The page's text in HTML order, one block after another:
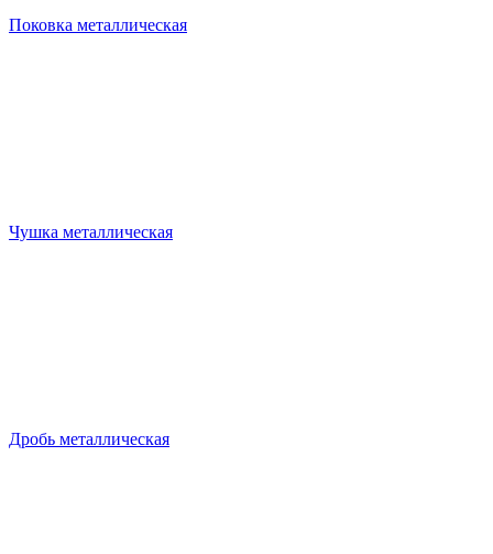
Поковка металлическая
Чушка металлическая
Дробь металлическая